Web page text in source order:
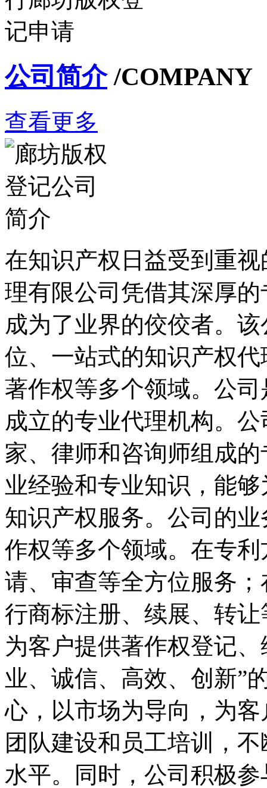
公司简介/COMPANY
查看更多
在知识产权日益受到重
理有限公司凭借其深厚
成为了业界的佼佼者。
位、一站式的知识产权
著作权等多个领域。公
成立的专业代理机构。
家、律师和咨询师组成
业经验和专业知识，能
知识产权服务。公司的
作权等多个领域。在专
请、审查等全方位服务
行商标注册、续展、转
为客户提供著作权登记
业、诚信、高效、创新”
心，以市场为导向，为
团队建设和员工培训，
水平。同时，公司积极